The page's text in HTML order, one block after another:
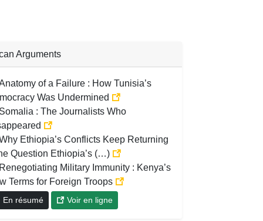
Arguments
of a Failure : How Tunisia’s
Was Undermined
Somalia : The Journalists Who
Ethiopia’s Conflicts Keep Returning
Question Ethiopia’s (…)
Renegotiating Military Immunity : Kenya’s
Terms for Foreign Troops
En résumé Voir en ligne